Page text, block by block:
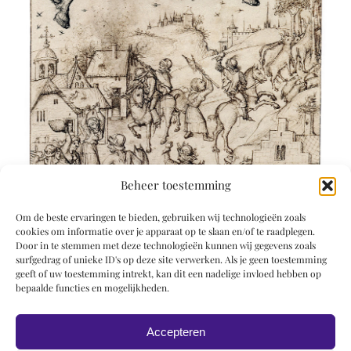
Beheer toestemming
Om de beste ervaringen te bieden, gebruiken wij technologieën zoals
cookies om informatie over je apparaat op te slaan en/of te raadplegen.
Door in te stemmen met deze technologieën kunnen wij gegevens zoals
surfgedrag of unieke ID's op deze site verwerken. Als je geen toestemming
geeft of uw toestemming intrekt, kan dit een nadelige invloed hebben op
bepaalde functies en mogelijkheden.
Accepteren